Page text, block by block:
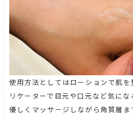
使用方法としてはローションで肌
リケーターで目元や口元など気にな
優しくマッサージしながら角質層ま